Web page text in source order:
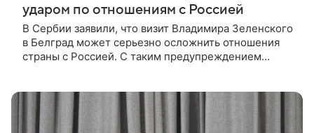
ударом по отношениям с Россией
В Сербии заявили, что визит Владимира Зеленского
в Белград может серьезно осложнить отношения
страны с Россией. С таким предупреждением